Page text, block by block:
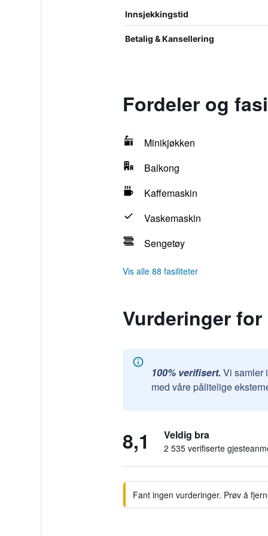
Innsjekkingstid
Betalig & Kansellering
Fordeler og
Minikjøkken
Balkong
Kaffemaskin
Vaskemaskin
Sengetøy
Vis alle 88 fasiliteter
Vurderinger
100% verifisert. Vi samler
med våre pålitelige
8,1 Veldig bra
2 535 verifiserte
Fant ingen vurderinger. Prøv å